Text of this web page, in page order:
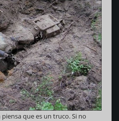
que es un truco. Si no